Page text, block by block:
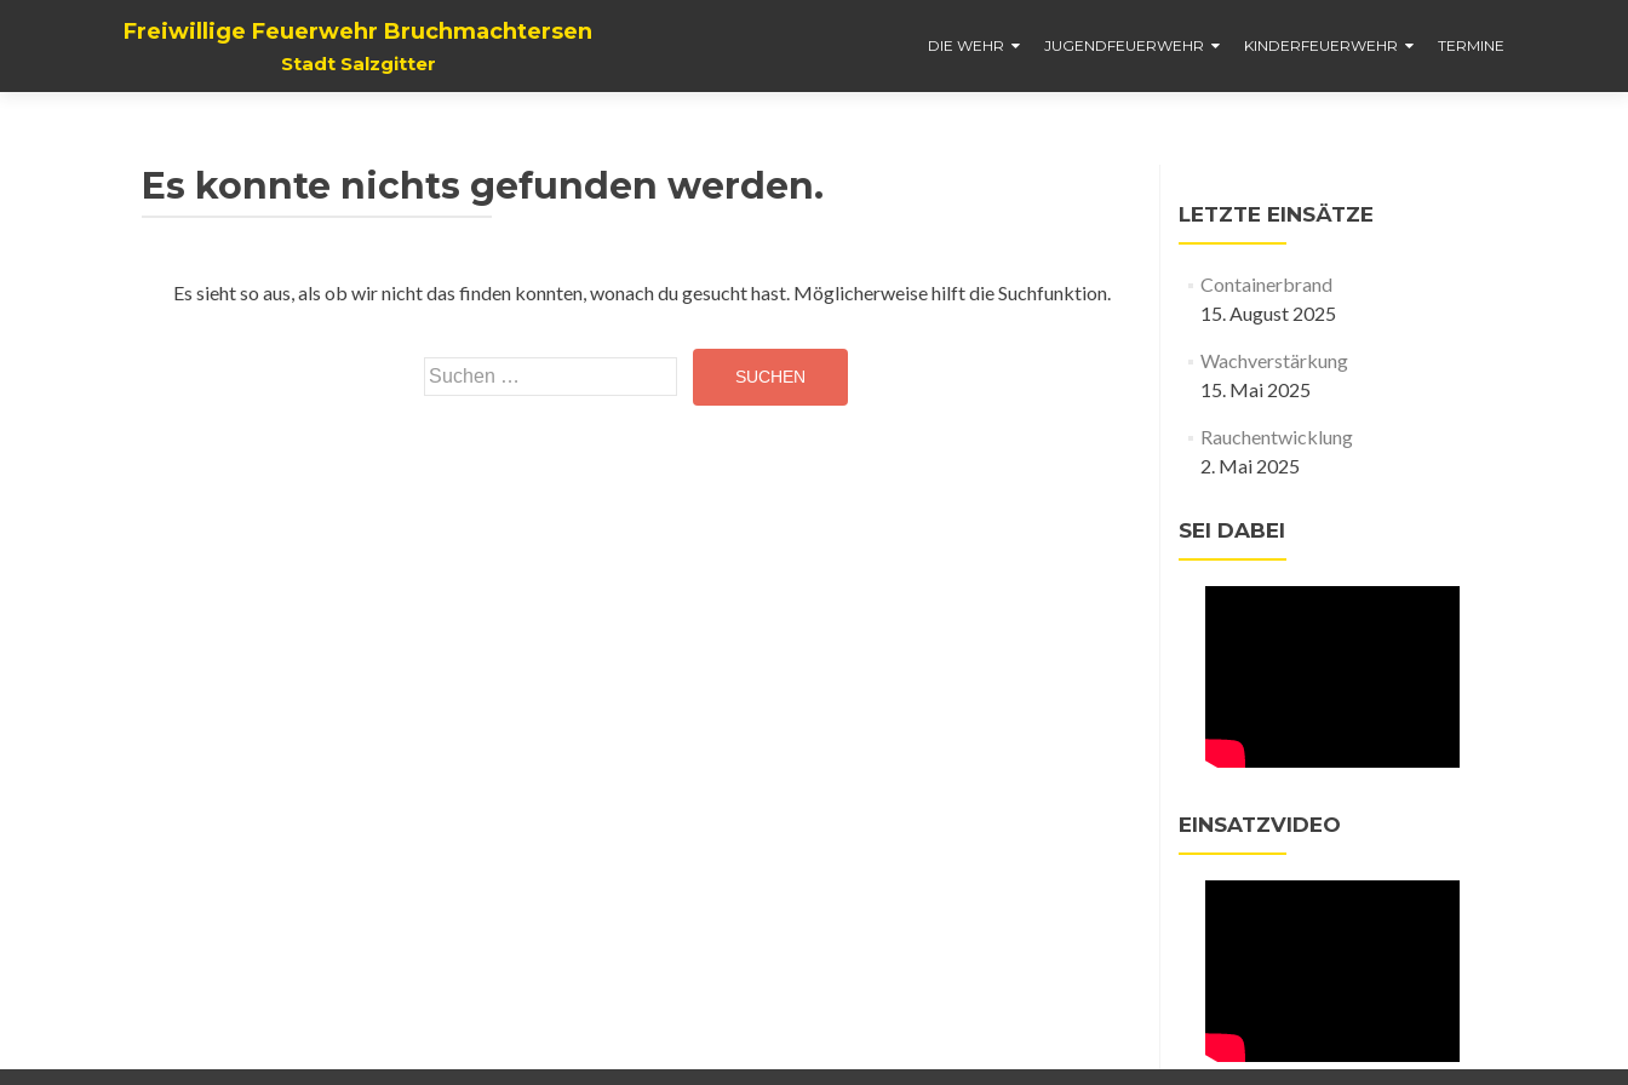
Freiwillige Feuerwehr Bruchmachtersen
Stadt Salzgitter
DIE WEHR JUGENDFEUERWEHR KINDERFEUERWEHR TERMINE
Es konnte nichts gefunden werden.
Es sieht so aus, als ob wir nicht das finden konnten, wonach du gesucht hast. Möglicherweise hilft die Suchfunktion.
Suchen
nach:
LETZTE EINSÄTZE
Containerbrand
15. August 2025
Wachverstärkung
15. Mai 2025
Rauchentwicklung
2. Mai 2025
SEI DABEI
EINSATZVIDEO